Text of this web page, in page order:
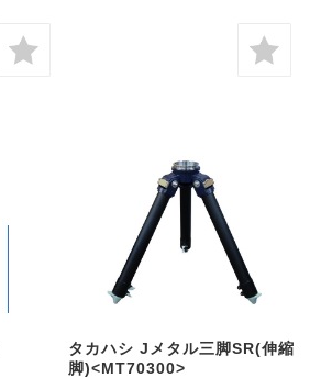
タカハシ Jメタル三脚SR(伸縮
脚)<MT70300>